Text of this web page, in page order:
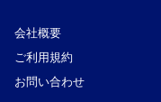
会社概要
ご利用規約
お問い合わせ